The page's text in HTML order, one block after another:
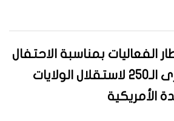
الفعاليات بمناسبة الاحتفال
بالذكرى الـ250 لاستقلال الولايات
الأمريكية